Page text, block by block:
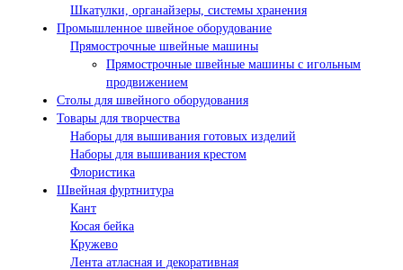
Шкатулки, органайзеры, системы хранения
Промышленное швейное оборудование
Прямострочные швейные машины
Прямострочные швейные машины с игольным
продвижением
Столы для швейного оборудования
Товары для творчества
Наборы для вышивания готовых изделий
Наборы для вышивания крестом
Флористика
Швейная фуртнитура
Кант
Косая бейка
Кружево
Лента aтласная и декоративная